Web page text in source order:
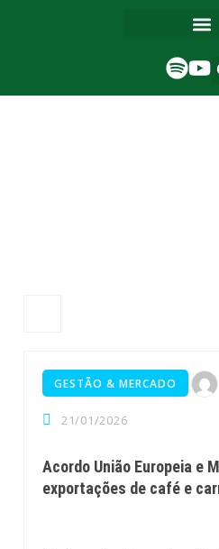
GESTÃO & MERCADO
21/01/2026
Acordo União Europeia e
exportações de café e